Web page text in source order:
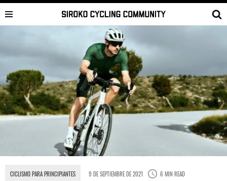
Saltar
CICLISMO PARA PRINCIPIANTES 9 DE SEPTIEMBRE DE 2021 6 MIN READ